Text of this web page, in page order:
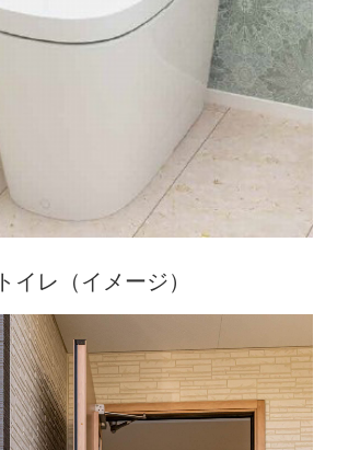
トイレ（イメージ）